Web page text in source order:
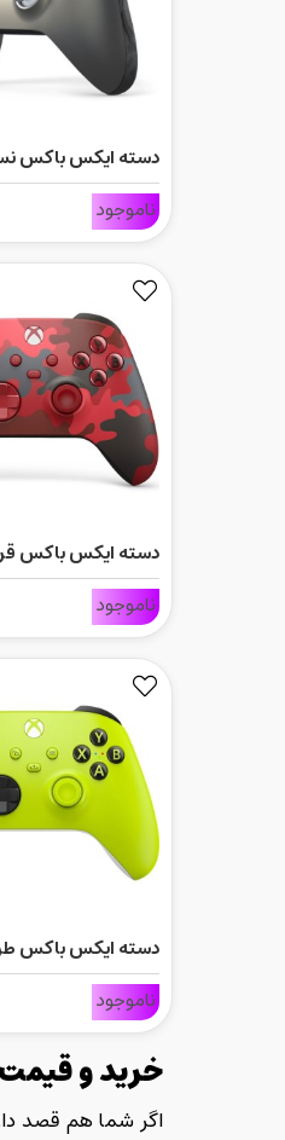
دسته ایکس باکس
Lunar Shift
ناموجود
دسته ایکس باکس
Daystrike Camo
ناموجود
Volt
ناموجود
خرید و
اگر شما هم قصد